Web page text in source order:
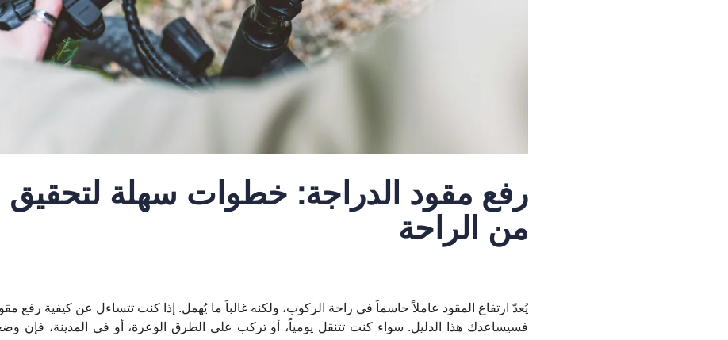
رفع مقود الدراجة: خطوات سهلة
من الراحة
يُعدّ ارتفاع المقود عاملاً حاسماً في راحة الركوب، ولكنه غالباً ما يُهمل. إذا كنت تتساءل عن كيفية رفع
فسيساعدك هذا الدليل. سواء كنت تتنقل يومياً، أو تركب على الطرق الوعرة، أو في المدينة، فإن